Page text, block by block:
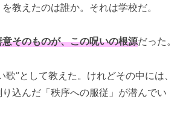
を教えたのは誰か。それは学校だ。
そのものが、この呪いの根源だった。
歌”として教えた。けれどその中には、
込んだ「秩序への服従」が潜んでい